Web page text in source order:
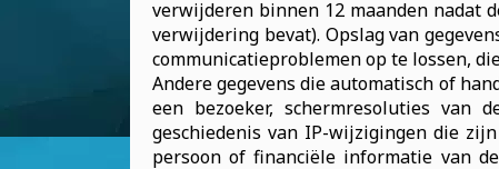
verwijderen binnen 12 maanden nadat
verwijdering bevat). Opslag van
communicatieproblemen op te lossen,
Andere gegevens die automatisch of
een bezoeker, schermresoluties van
geschiedenis van IP-wijzigingen die
persoon of financiële informatie van